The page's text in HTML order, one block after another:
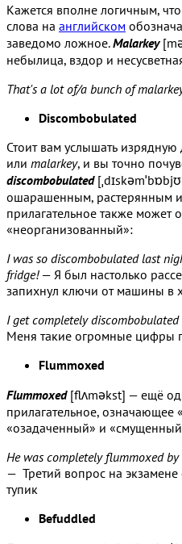
Кажется вполне логичным,
слова на английском
заведомо ложное.Malarkey
небылица, вздор и
That's a lot of/a bunch of
Discombobulated
Стоит вам услышать
или malarkey, и вы точно
discombobulated
ошарашенным, растерянным
прилагательное также может
«неорганизованный»:
I was so discombobulated last
fridge!— Я был настолько
запихнул ключи от машины в
I get completely
Меня такие огромные цифры
Flummoxed
Flummoxed[flʌməkst] — ещё
прилагательное, означающее
«озадаченный» и
He was completely flummoxed
— Третий вопрос на экзамене
тупик
Befuddled